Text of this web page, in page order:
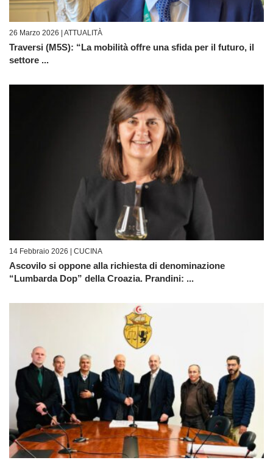
26 Marzo 2026 | ATTUALITÀ
Traversi (M5S): “La mobilità offre una sfida per il futuro, il
settore ...
14 Febbraio 2026 | CUCINA
Ascovilo si oppone alla richiesta di denominazione
“Lumbarda Dop” della Croazia. Prandini: ...